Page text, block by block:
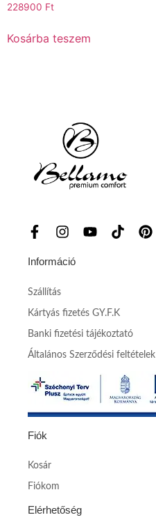
228900 Ft
Kosárba teszem
Információ
Szállítás
Kártyás fizetés GY.F.K
Banki fizetési tájékoztató
Általános Szerződési feltételek
Fiók
Kosár
Fiókom
Elérhetőség